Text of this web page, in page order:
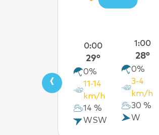
0:00
29°
0%
11-14
km/h
14 %
WSW
1:00
28°
0%
3-4
km/h
30 %
W
‹